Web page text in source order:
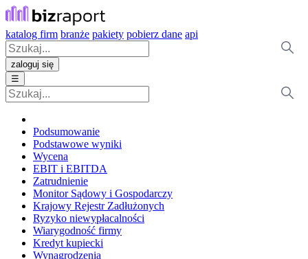
katalog firm branże pakiety pobierz dane api
zaloguj się
☰
Podsumowanie
Podstawowe wyniki
Wycena
EBIT i EBITDA
Zatrudnienie
Monitor Sądowy i Gospodarczy
Krajowy Rejestr Zadłużonych
Ryzyko niewypłacalności
Wiarygodność firmy
Kredyt kupiecki
Wynagrodzenia